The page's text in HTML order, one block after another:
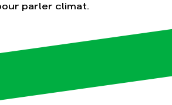
le
tout
son
Climat – Énergie
Agriculture
Forêts
parler climat.